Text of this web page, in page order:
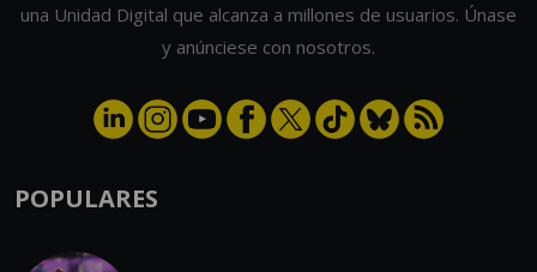
una Unidad Digital que alcanza a millones de usuarios. Únase
y anúnciese con nosotros.
POPULARES